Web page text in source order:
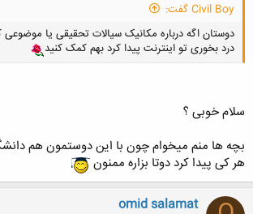
Civil Boy گفت:
دوستان اگه درباره مکانیک سیالات تحقیقی یا
درد بخوری تو اینترنت پیدا کرد بهم کمک کنید
سلام خوبی ؟
بچه ها منم میخوام چون با این دوستمون هم
هر کی پیدا کرد دوتا بزاره ممنون
omid salamat